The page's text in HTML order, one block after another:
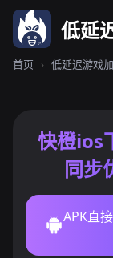
低延
首页 › 低延迟游戏
快橙ios
同步
APK直